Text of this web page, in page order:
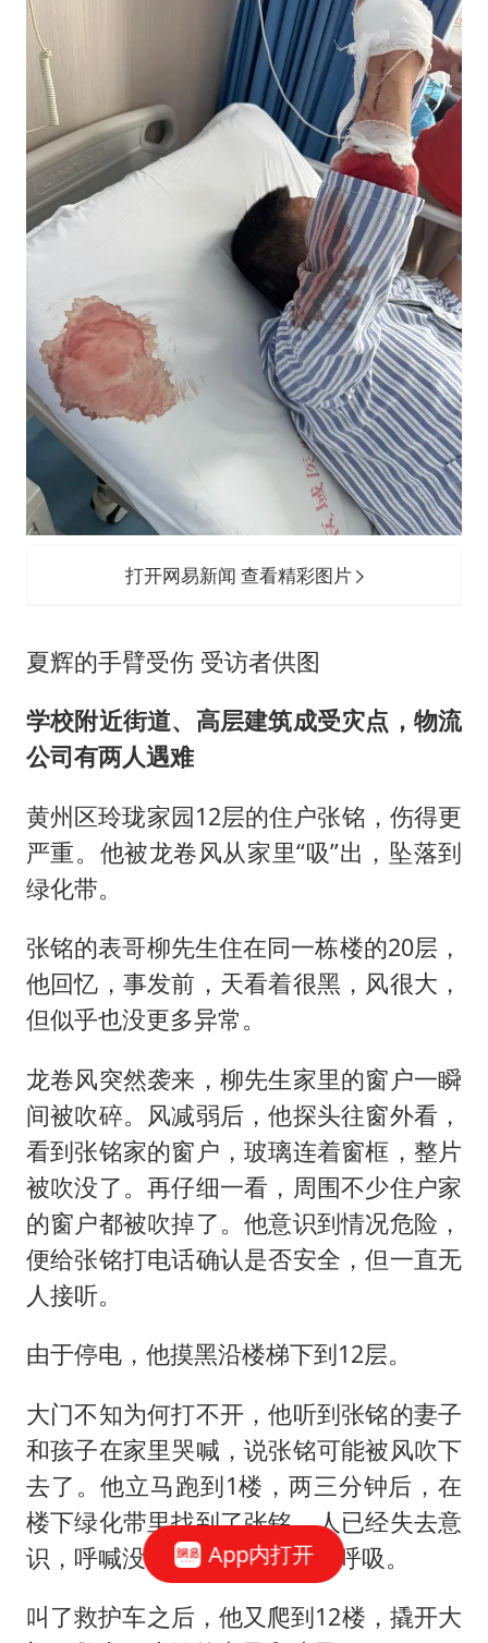
打开网易新闻 查看精彩图片
夏辉的手臂受伤 受访者供图
学校附近街道、高层建筑成受灾点，物流
公司有两人遇难
黄州区玲珑家园12层的住户张铭，伤得更
严重。他被龙卷风从家里“吸”出，坠落到
绿化带。
张铭的表哥柳先生住在同一栋楼的20层，
他回忆，事发前，天看着很黑，风很大，
但似乎也没更多异常。
龙卷风突然袭来，柳先生家里的窗户一瞬
间被吹碎。风减弱后，他探头往窗外看，
看到张铭家的窗户，玻璃连着窗框，整片
被吹没了。再仔细一看，周围不少住户家
的窗户都被吹掉了。他意识到情况危险，
便给张铭打电话确认是否安全，但一直无
人接听。
由于停电，他摸黑沿楼梯下到12层。
大门不知为何打不开，他听到张铭的妻子
和孩子在家里哭喊，说张铭可能被风吹下
去了。他立马跑到1楼，两三分钟后，在
楼下绿化带里找到了张铭，人已经失去意
识，呼喊没有回应，仅有微弱呼吸。
叫了救护车之后，他又爬到12楼，撬开大
App内打开